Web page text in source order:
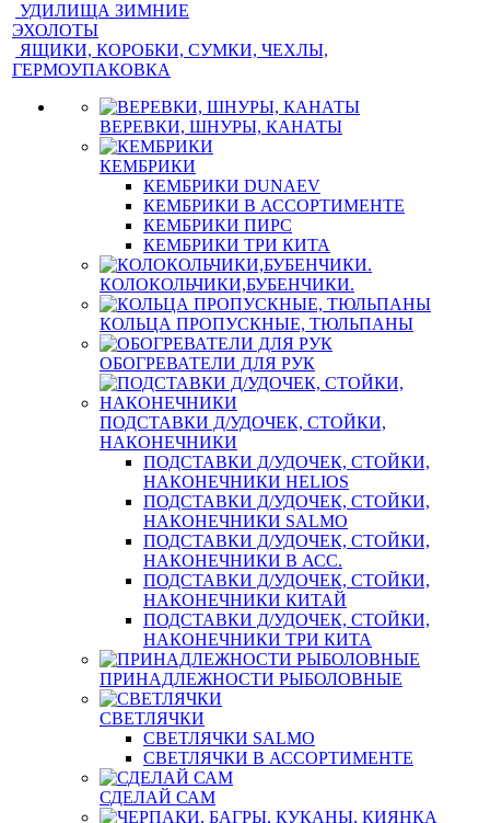
УДИЛИЩА ЗИМНИЕ
ЭХОЛОТЫ
ЯЩИКИ, КОРОБКИ, СУМКИ, ЧЕХЛЫ,
ГЕРМОУПАКОВКА
ВЕРЕВКИ, ШНУРЫ, КАНАТЫ
КЕМБРИКИ
КЕМБРИКИ DUNAEV
КЕМБРИКИ В АССОРТИМЕНТЕ
КЕМБРИКИ ПИРС
КЕМБРИКИ ТРИ КИТА
КОЛОКОЛЬЧИКИ,БУБЕНЧИКИ.
КОЛЬЦА ПРОПУСКНЫЕ, ТЮЛЬПАНЫ
ОБОГРЕВАТЕЛИ ДЛЯ РУК
ПОДСТАВКИ Д/УДОЧЕК, СТОЙКИ,
НАКОНЕЧНИКИ
ПОДСТАВКИ Д/УДОЧЕК, СТОЙКИ,
НАКОНЕЧНИКИ HELIOS
ПОДСТАВКИ Д/УДОЧЕК, СТОЙКИ,
НАКОНЕЧНИКИ SALMO
ПОДСТАВКИ Д/УДОЧЕК, СТОЙКИ,
НАКОНЕЧНИКИ В АСС.
ПОДСТАВКИ Д/УДОЧЕК, СТОЙКИ,
НАКОНЕЧНИКИ КИТАЙ
ПОДСТАВКИ Д/УДОЧЕК, СТОЙКИ,
НАКОНЕЧНИКИ ТРИ КИТА
ПРИНАДЛЕЖНОСТИ РЫБОЛОВНЫЕ
СВЕТЛЯЧКИ
СВЕТЛЯЧКИ SALMO
СВЕТЛЯЧКИ В АССОРТИМЕНТЕ
СДЕЛАЙ САМ